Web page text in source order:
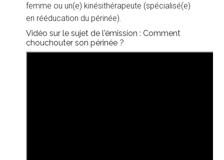
femme ou un(e) kinésithérapeute (spécialisé(e)
en rééducation du périnée).
Vidéo sur le sujet de l'émission : Comment
chouchouter son périnée ?